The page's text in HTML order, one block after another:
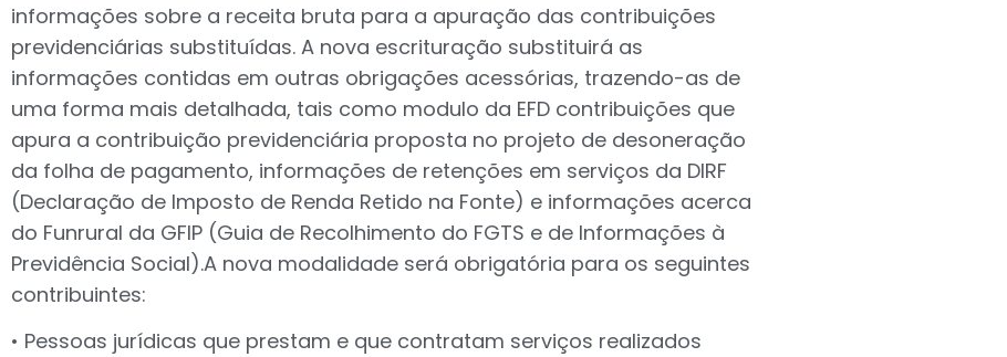
informações sobre a receita bruta para a apuração das contribuições
previdenciárias substituídas. A nova escrituração substituirá as
informações contidas em outras obrigações acessórias, trazendo-as de
uma forma mais detalhada, tais como modulo da EFD contribuições que
apura a contribuição previdenciária proposta no projeto de desoneração
da folha de pagamento, informações de retenções em serviços da DIRF
(Declaração de Imposto de Renda Retido na Fonte) e informações acerca
do Funrural da GFIP (Guia de Recolhimento do FGTS e de Informações à
Previdência Social).A nova modalidade será obrigatória para os seguintes
contribuintes:
• Pessoas jurídicas que prestam e que contratam serviços realizados